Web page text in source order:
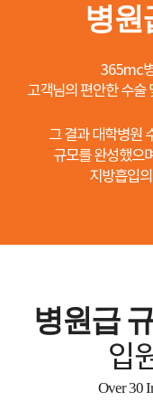
병원
365mc
고객님의 편안한 수술
그 결과 대학병원
규모를 완성했으
지방흡입
병원급
입
Over 30